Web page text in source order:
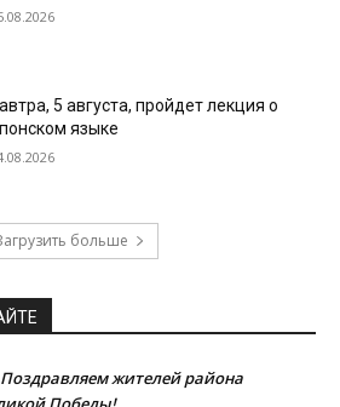
5 августа, пройдет лекция о
языке
больше
Поздравляем жителей района